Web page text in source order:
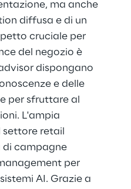
ma anche
diffusa e di un
cruciale per
del negozio è
dispongano
e delle
per sfruttare al
L'ampia
settore retail
di campagne
per
AI. Grazie a